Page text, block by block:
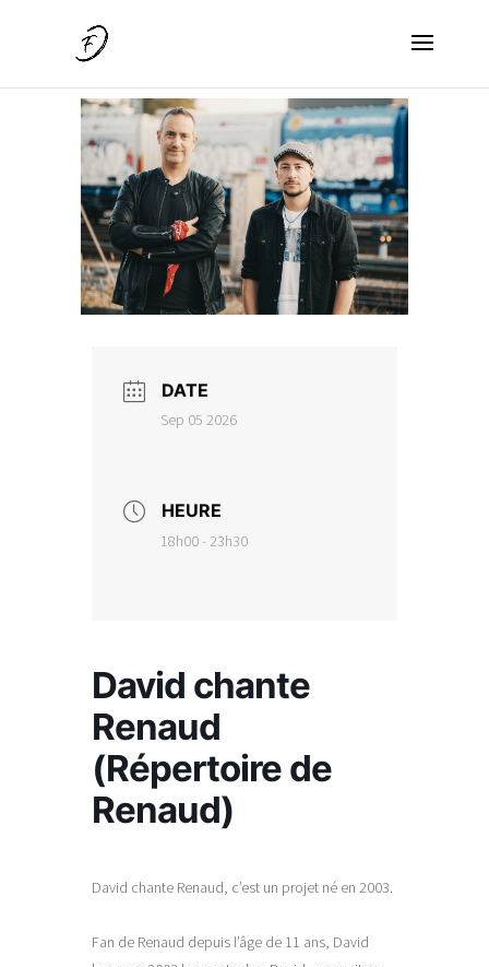
DATE
Sep 05 2026
HEURE
18h00 - 23h30
David chante
Renaud
(Répertoire de
Renaud)
David chante Renaud, c’est un projet né en 2003.
Fan de Renaud depuis l’âge de 11 ans, David